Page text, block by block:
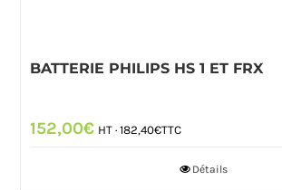
BATTERIE PHILIPS HS 1 ET FRX
152,00€ HT ·182,40€TTC
Détails